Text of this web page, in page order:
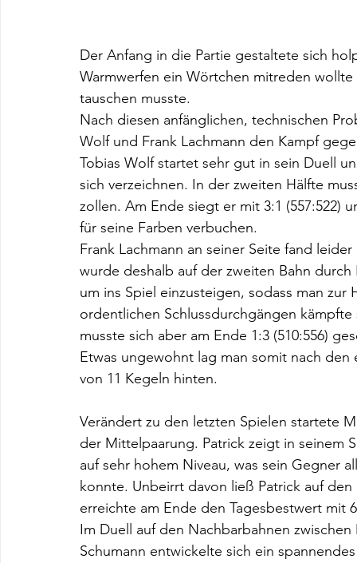
Der Anfang in die Partie gestaltete sich
Warmwerfen ein Wörtchen mitreden
tauschen musste.
Nach diesen anfänglichen, technischen
Wolf und Frank Lachmann den Kampf
Tobias Wolf startet sehr gut in sein Duell
sich verzeichnen. In der zweiten Hälfte
zollen. Am Ende siegt er mit 3:1
für seine Farben verbuchen.
Frank Lachmann an seiner Seite fand
wurde deshalb auf der zweiten Bahn
um ins Spiel einzusteigen, sodass man
ordentlichen Schlussdurchgängen
musste sich aber am Ende 1:3 (510:556)
Etwas ungewohnt lag man somit nach
von 11 Kegeln hinten.
Verändert zu den letzten Spielen startete
der Mittelpaarung. Patrick zeigt in seinem
auf sehr hohem Niveau, was sein Gegner
konnte. Unbeirrt davon ließ Patrick auf
erreichte am Ende den Tagesbestwert mit
Im Duell auf den Nachbarbahnen
Schumann entwickelte sich ein